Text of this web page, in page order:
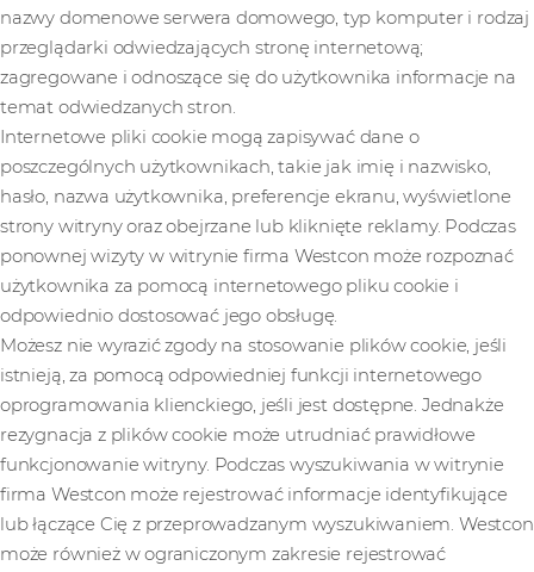
nazwy domenowe serwera domowego, typ komputer i rodzaj
przeglądarki odwiedzających stronę internetową;
zagregowane i odnoszące się do użytkownika informacje na
temat odwiedzanych stron.
Internetowe pliki cookie mogą zapisywać dane o
poszczególnych użytkownikach, takie jak imię i nazwisko,
hasło, nazwa użytkownika, preferencje ekranu, wyświetlone
strony witryny oraz obejrzane lub kliknięte reklamy. Podczas
ponownej wizyty w witrynie firma Westcon może rozpoznać
użytkownika za pomocą internetowego pliku cookie i
odpowiednio dostosować jego obsługę.
Możesz nie wyrazić zgody na stosowanie plików cookie, jeśli
istnieją, za pomocą odpowiedniej funkcji internetowego
oprogramowania klienckiego, jeśli jest dostępne. Jednakże
rezygnacja z plików cookie może utrudniać prawidłowe
funkcjonowanie witryny. Podczas wyszukiwania w witrynie
firma Westcon może rejestrować informacje identyfikujące
lub łączące Cię z przeprowadzanym wyszukiwaniem. Westcon
może również w ograniczonym zakresie rejestrować